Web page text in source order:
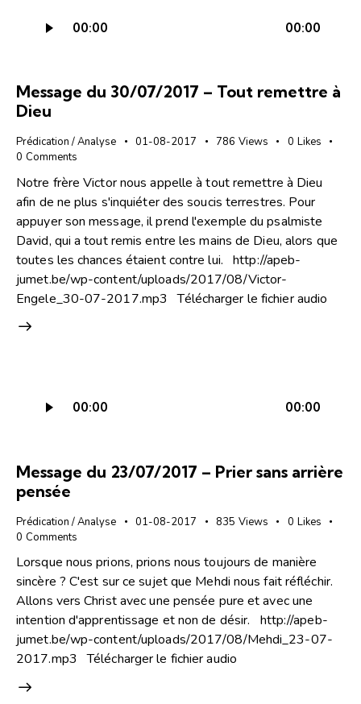
audio
00:00 00:00
Message du 30/07/2017 – Tout remettre à
Dieu
Prédication / Analyse 01-08-2017 786 Views 0 Likes
0 Comments
Notre frère Victor nous appelle à tout remettre à Dieu
afin de ne plus s'inquiéter des soucis terrestres. Pour
appuyer son message, il prend l'exemple du psalmiste
David, qui a tout remis entre les mains de Dieu, alors que
toutes les chances étaient contre lui. http://apeb-
jumet.be/wp-content/uploads/2017/08/Victor-
Engele_30-07-2017.mp3 Télécharger le fichier audio
audio
00:00 00:00
Message du 23/07/2017 – Prier sans arrière
pensée
Prédication / Analyse 01-08-2017 835 Views 0 Likes
0 Comments
Lorsque nous prions, prions nous toujours de manière
sincère ? C'est sur ce sujet que Mehdi nous fait réfléchir.
Allons vers Christ avec une pensée pure et avec une
intention d'apprentissage et non de désir. http://apeb-
jumet.be/wp-content/uploads/2017/08/Mehdi_23-07-
2017.mp3 Télécharger le fichier audio